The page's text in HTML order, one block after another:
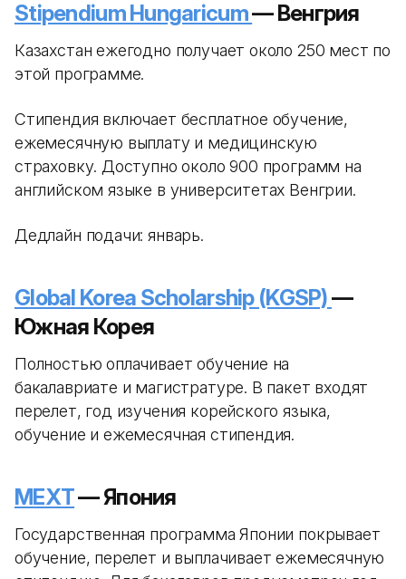
Stipendium Hungaricum— Венгрия
Казахстан ежегодно получает около 250 мест по
этой программе.
Стипендия включает бесплатное обучение,
ежемесячную выплату и медицинскую
страховку. Доступно около 900 программ на
английском языке в университетах Венгрии.
Дедлайн подачи: январь.
Global Korea Scholarship (KGSP)—
Южная Корея
Полностью оплачивает обучение на
бакалавриате и магистратуре. В пакет входят
перелет, год изучения корейского языка,
обучение и ежемесячная стипендия.
MEXT— Япония
Государственная программа Японии покрывает
обучение, перелет и выплачивает ежемесячную